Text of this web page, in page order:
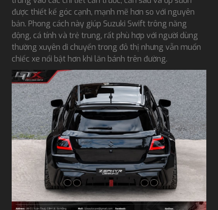
được thiết kế góc cạnh, mạnh mẽ hơn so với nguyên
bản. Phong cách này giúp Suzuki Swift trông năng
động, cá tính và trẻ trung, rất phù hợp với người dùng
thường xuyên di chuyển trong đô thị nhưng vẫn muốn
chiếc xe nổi bật hơn khi lăn bánh trên đường.